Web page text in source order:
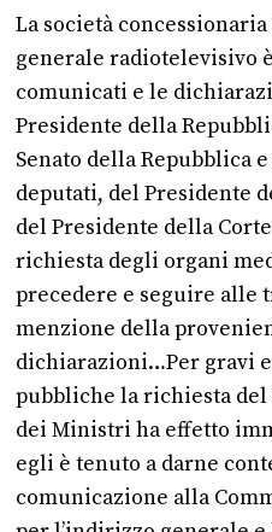
La società
generale radiotelevisivo
comunicati e le
Presidente della
Senato della Repubblica
deputati, del Presidente
del Presidente della
richiesta degli organi
precedere e seguire alle
menzione della
dichiarazioni…Per gravi
pubbliche la richiesta
dei Ministri ha effetto
egli è tenuto a darne
comunicazione alla